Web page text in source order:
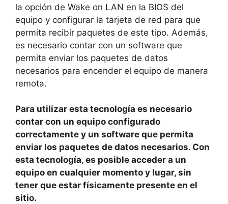
la opción de Wake on LAN en la BIOS del
equipo y configurar la tarjeta de red para que
permita recibir paquetes de este tipo. Además,
es necesario contar con un software que
permita enviar los paquetes de datos
necesarios para encender el equipo de manera
remota.
Para utilizar esta tecnología es necesario
contar con un equipo configurado
correctamente y un software que permita
enviar los paquetes de datos necesarios. Con
esta tecnología, es posible acceder a un
equipo en cualquier momento y lugar, sin
tener que estar físicamente presente en el
sitio.